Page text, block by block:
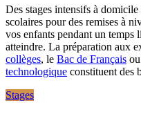
Des stages intensifs à
scolaires pour des remises à
vos enfants pendant un temps
atteindre. La préparation aux
collèges, le Bac de Français
technologique constituent des
Stages